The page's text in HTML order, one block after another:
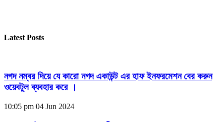
Latest Posts
নগদ নম্বর দিয়ে যে কারো নগদ একাউন্ট এর হাফ ইনফরমেশন বের করুন
ওয়েবটুল ব্যবহার করে ।
10:05 pm 04 Jun 2024